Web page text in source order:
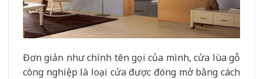
Đơn giản như chính tên gọi của mình, cửa lùa gỗ
công nghiệp là loại cửa được đóng mở bằng cách